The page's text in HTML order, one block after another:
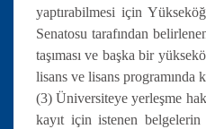
yaptırabilmesi için
Senatosu tarafından
taşıması ve başka bir
lisans ve lisans programında
(3) Üniversiteye yerleşme
kayıt için istenen belgelerin